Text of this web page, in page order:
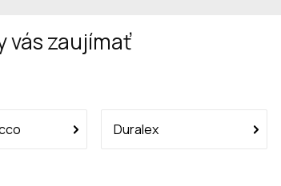
vás zaujímať
Duralex